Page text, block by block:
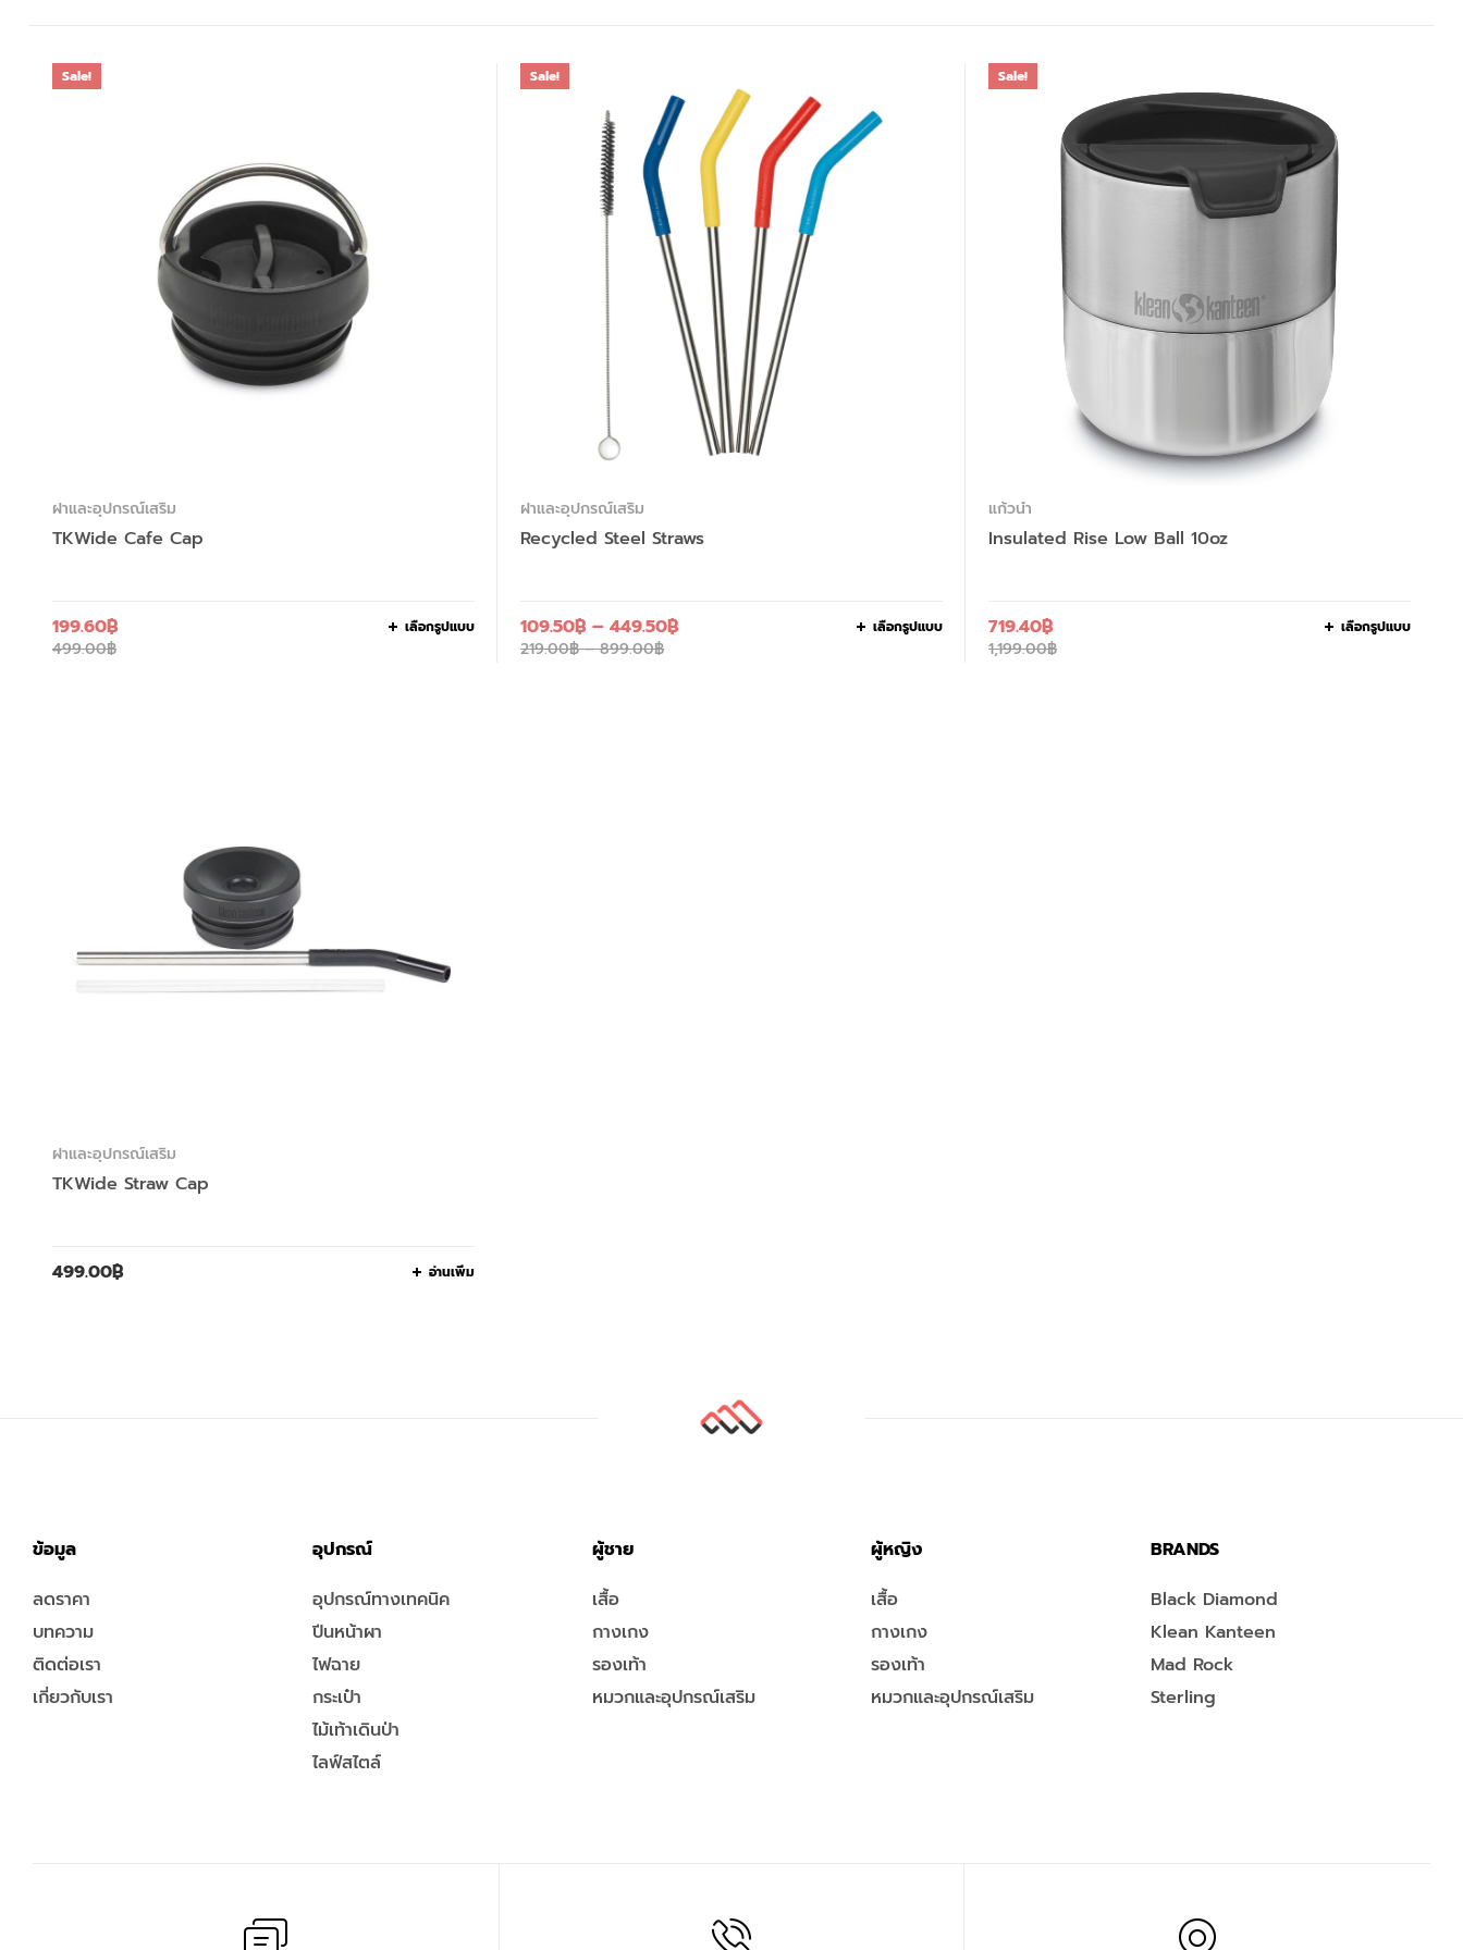
Sale!
ฝาและอุปกรณ์เสริม
TKWide Cafe Cap
499.00฿
199.60฿ เลือกรูปแบบ
Sale!
ฝาและอุปกรณ์เสริม
Recycled Steel Straws
219.00฿ – 899.00฿
109.50฿ – 449.50฿ เลือกรูปแบบ
Sale!
แก้วน้ำ
Insulated Rise Low Ball 10oz
1,199.00฿
719.40฿ เลือกรูปแบบ
ฝาและอุปกรณ์เสริม
TKWide Straw Cap
499.00฿ อ่านเพิ่ม
ข้อมูล
ลดราคา
บทความ
ติดต่อเรา
เกี่ยวกับเรา
อุปกรณ์
อุปกรณ์ทางเทคนิค
ปีนหน้าผา
ไฟฉาย
กระเป๋า
ไม้เท้าเดินป่า
ไลฟ์สไตล์
ผู้ชาย
เสื้อ
กางเกง
รองเท้า
หมวกและอุปกรณ์เสริม
ผู้หญิง
เสื้อ
กางเกง
รองเท้า
หมวกและอุปกรณ์เสริม
BRANDS
Black Diamond
Klean Kanteen
Mad Rock
Sterling